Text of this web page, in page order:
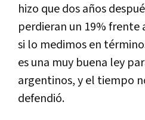
hizo que dos años
perdieran un 19% frente
si lo medimos en
es una muy buena ley
argentinos, y el tiempo
defendió.